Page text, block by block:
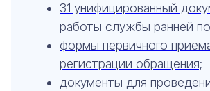
31 унифицированный
работы службы ранней
формы первичного
регистрации обращения;
документы для